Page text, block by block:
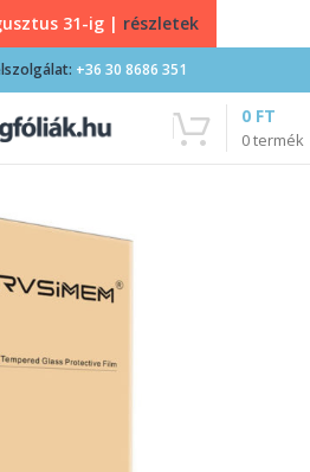
+36 30 8686 351
0termék
0 FT
31-ig | részletek